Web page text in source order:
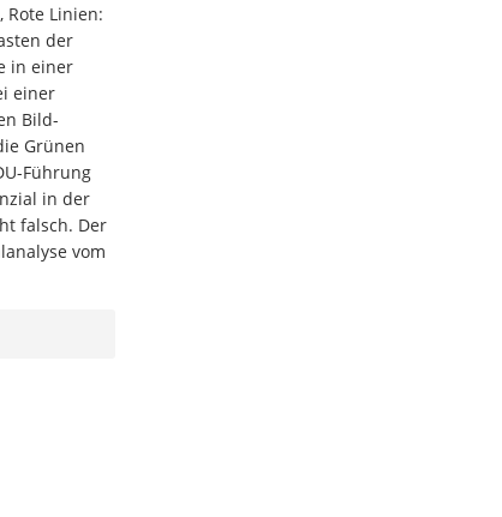
Rote Linien:
der
in einer
einer
Bild-
Grünen
Führung
in der
falsch. Der
vom